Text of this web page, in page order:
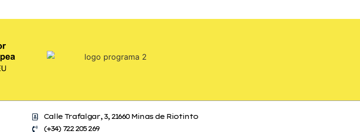
Calle Trafalgar, 3, 21660 Minas de Riotinto
(+34) 722 205 269